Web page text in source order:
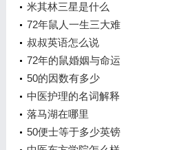
米其林三星是什么
72年鼠人一生三大难
叔叔英语怎么说
72年的鼠婚姻与命运
50的因数有多少
中医护理的名词解释
落马湖在哪里
50便士等于多少英镑